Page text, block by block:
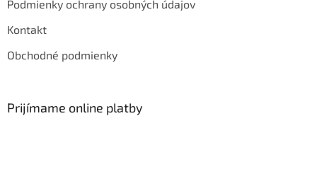
Podmienky ochrany osobných údajov
Kontakt
Obchodné podmienky
Prijímame online platby